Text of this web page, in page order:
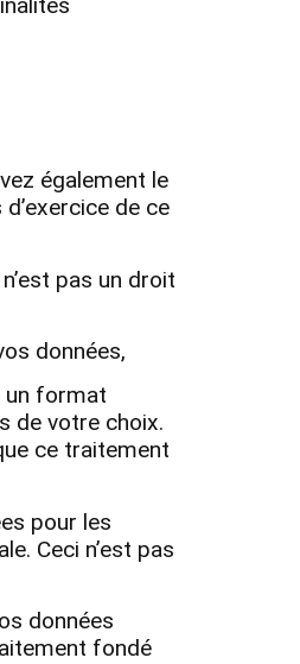
également le
de ce
pas un droit
données,
un format
de votre choix.
ce traitement
pour les
Ceci n’est pas
données
fondé